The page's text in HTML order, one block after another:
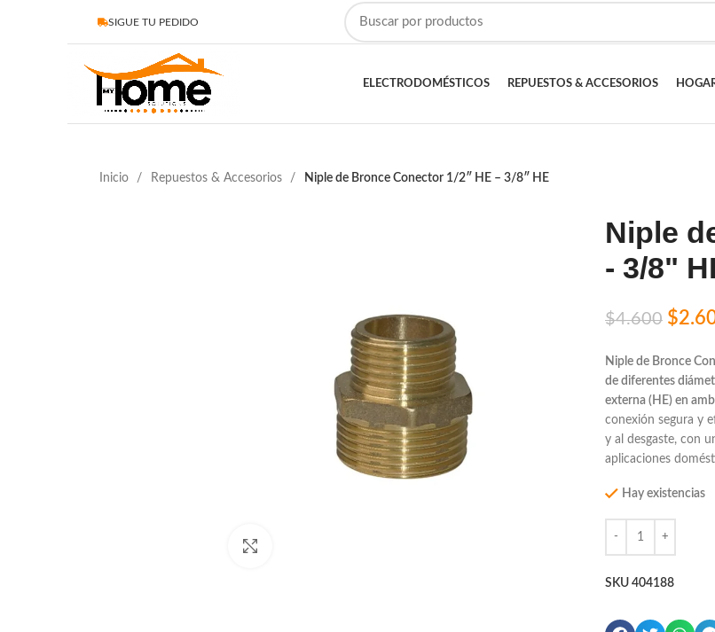
SIGUE TU PEDIDO
ELECTRODOMÉSTICOS REPUESTOS & ACCESORIOS
Inicio Repuestos & Accesorios Niple de Bronce Conector 1/2″ HE – 3/8″ HE
Niple
- 3/8"
$4.600 $
Niple de Bronce
de diferentes
externa (HE) en
conexión segura y
y al desgaste, con
aplicaciones
Hay existencias
SKU 404188